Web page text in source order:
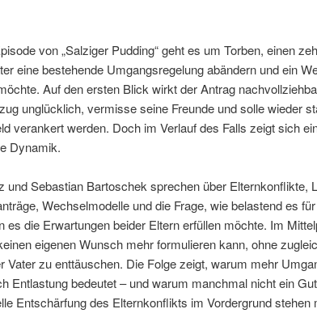
von „Salziger Pudding“ geht es um Torben, einen
eine bestehende Umgangsregelung abändern und ein
Auf den ersten Blick wirkt der Antrag
unglücklich, vermisse seine Freunde und solle wieder
verankert werden. Doch im Verlauf des Falls zeigt sich
Dynamik.
und Sebastian Bartoschek sprechen über Elternkonflikte,
Wechselmodelle und die Frage, wie belastend es
es die Erwartungen beider Eltern erfüllen möchte. Im
eigenen Wunsch mehr formulieren kann, ohne
Vater zu enttäuschen. Die Folge zeigt, warum mehr
Entlastung bedeutet – und warum manchmal nicht ein
Entschärfung des Elternkonflikts im Vordergrund stehen